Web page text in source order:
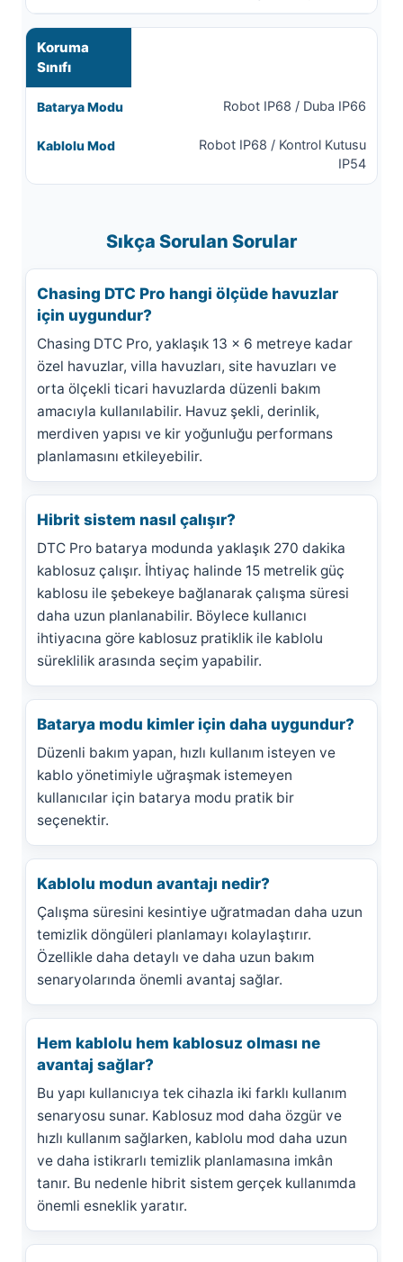
Koruma
Sınıfı
Robot IP68 / Duba IP66
Robot IP68 / Kontrol Kutusu
IP54
Sıkça Sorulan Sorular
Chasing DTC Pro hangi ölçüde havuzlar
için uygundur?
Chasing DTC Pro, yaklaşık 13 x 6 metreye kadar
özel havuzlar, villa havuzları, site havuzları ve
orta ölçekli ticari havuzlarda düzenli bakım
amacıyla kullanılabilir. Havuz şekli, derinlik,
merdiven yapısı ve kir yoğunluğu performans
planlamasını etkileyebilir.
Hibrit sistem nasıl çalışır?
DTC Pro batarya modunda yaklaşık 270 dakika
kablosuz çalışır. İhtiyaç halinde 15 metrelik güç
kablosu ile şebekeye bağlanarak çalışma süresi
daha uzun planlanabilir. Böylece kullanıcı
ihtiyacına göre kablosuz pratiklik ile kablolu
süreklilik arasında seçim yapabilir.
Batarya modu kimler için daha uygundur?
Düzenli bakım yapan, hızlı kullanım isteyen ve
kablo yönetimiyle uğraşmak istemeyen
kullanıcılar için batarya modu pratik bir
seçenektir.
Kablolu modun avantajı nedir?
Çalışma süresini kesintiye uğratmadan daha uzun
temizlik döngüleri planlamayı kolaylaştırır.
Özellikle daha detaylı ve daha uzun bakım
senaryolarında önemli avantaj sağlar.
Hem kablolu hem kablosuz olması ne
avantaj sağlar?
Bu yapı kullanıcıya tek cihazla iki farklı kullanım
senaryosu sunar. Kablosuz mod daha özgür ve
hızlı kullanım sağlarken, kablolu mod daha uzun
ve daha istikrarlı temizlik planlamasına imkân
tanır. Bu nedenle hibrit sistem gerçek kullanımda
önemli esneklik yaratır.